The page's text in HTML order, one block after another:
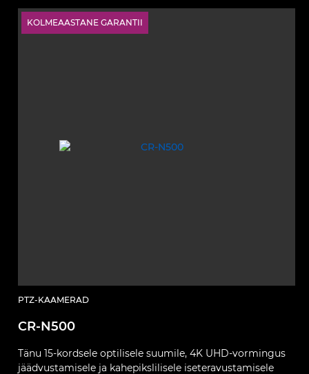
KOLMEAASTANE GARANTII
PTZ-KAAMERAD
CR-N500
Tänu 15-kordsele optilisele suumile, 4K UHD-vormingus
jäädvustamisele ja kahepikslilisele iseteravustamisele